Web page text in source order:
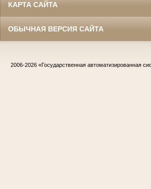
КАРТА САЙТА
ОБЫЧНАЯ ВЕРСИЯ САЙТА
2006-2026 «Государственная автоматизированная